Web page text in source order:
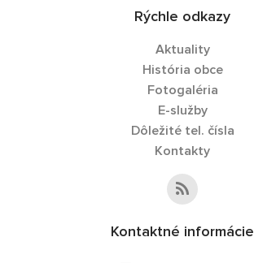
Rýchle odkazy
Aktuality
História obce
Fotogaléria
E-služby
Dôležité tel. čísla
Kontakty
Kontaktné informácie